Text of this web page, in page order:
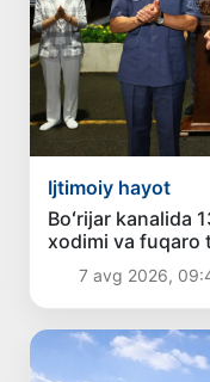
Ijtimoiy hayot
Boʻrijar kanalida
xodimi va fuqaro
7 avg 2026,